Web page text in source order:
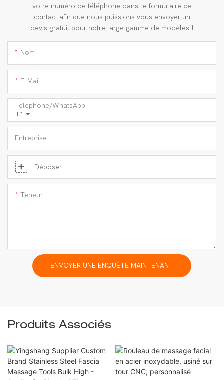
votre numéro de téléphone dans le formulaire de
contact afin que nous puissions vous envoyer un
devis gratuit pour notre large gamme de modèles !
Nom
E-Mail
+1
Téléphone/WhatsApp
Entreprise
Déposer
Teneur
ENVOYER UNE ENQUÊTE MAINTENANT
Produits Associés